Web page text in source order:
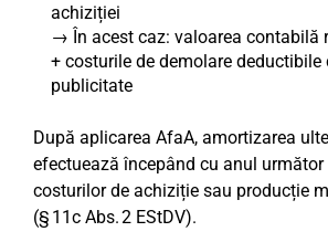
achiziției
→ În acest caz: valoarea contabilă
+ costurile de demolare deductibile
publicitate
După aplicarea AfaA, amortizarea
efectuează începând cu anul următor
costurilor de achiziție sau producție
(§ 11c Abs. 2 EStDV).